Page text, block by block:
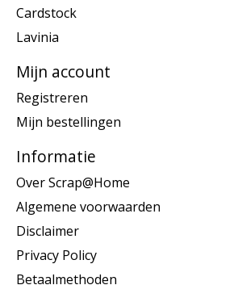
Cardstock
Lavinia
Mijn account
Registreren
Mijn bestellingen
Informatie
Over Scrap@Home
Algemene voorwaarden
Disclaimer
Privacy Policy
Betaalmethoden